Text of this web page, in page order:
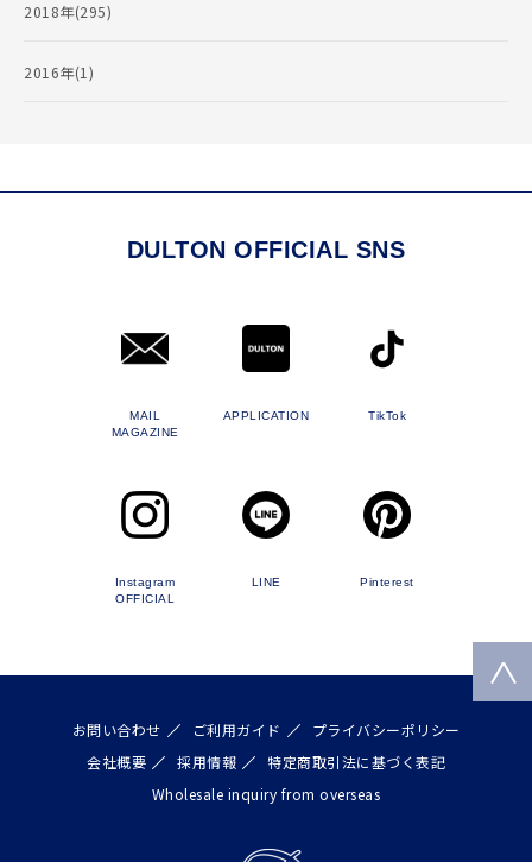
2018年(295)
2016年(1)
DULTON OFFICIAL SNS
MAIL
MAGAZINE
APPLICATION TikTok
Instagram
OFFICIAL
LINE Pinterest
お問い合わせ ご利用ガイド
プライバシーポリシー
会社概要
採用情報
特定商取引法に基づく表記
Wholesale inquiry from overseas